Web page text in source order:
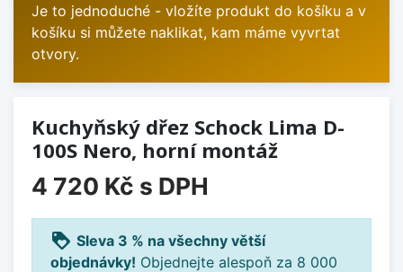
Je to jednoduché - vložíte produkt do košíku a v
košíku si můžete naklikat, kam máme vyvrtat
otvory.
Kuchyňský dřez Schock Lima D-
100S Nero, horní montáž
4 720 Kč s DPH
loyalty Sleva 3 % na všechny větší
objednávky! Objednejte alespoň za 8 000